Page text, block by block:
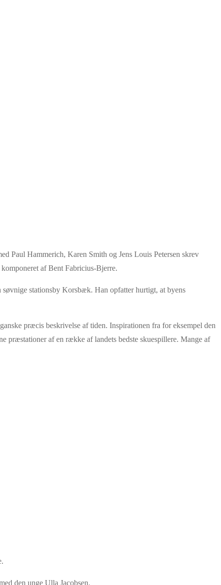
Paul Hammerich, Karen Smith og Jens Louis Petersen skrev
af Bent Fabricius-Bjerre.
stationsby Korsbæk. Han opfatter hurtigt, at byens
præcis beskrivelse af tiden. Inspirationen fra for eksempel den
præstationer af en række af landets bedste skuespillere. Mange af
den unge Ulla Jacobsen.